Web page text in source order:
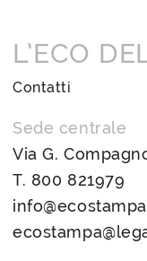
L’ECO
Contatti
Sede centrale
Via G.
T. 800 821979